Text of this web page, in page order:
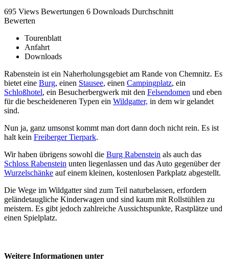
695 Views Bewertungen 6 Downloads Durchschnitt
Bewerten
Tourenblatt
Anfahrt
Downloads
Rabenstein ist ein Naherholungsgebiet am Rande von Chemnitz. Es
bietet eine Burg, einen Stausee, einen Campingplatz, ein
Schloßhotel, ein Besucherbergwerk mit den Felsendomen und eben
für die bescheideneren Typen ein Wildgatter, in dem wir gelandet
sind.
Nun ja, ganz umsonst kommt man dort dann doch nicht rein. Es ist
halt kein Freiberger Tierpark.
Wir haben übrigens sowohl die Burg Rabenstein als auch das
Schloss Rabenstein unten liegenlassen und das Auto gegenüber der
Wurzelschänke auf einem kleinen, kostenlosen Parkplatz abgestellt.
Die Wege im Wildgatter sind zum Teil naturbelassen, erfordern
geländetaugliche Kinderwagen und sind kaum mit Rollstühlen zu
meistern. Es gibt jedoch zahlreiche Aussichtspunkte, Rastplätze und
einen Spielplatz.
Weitere Informationen unter